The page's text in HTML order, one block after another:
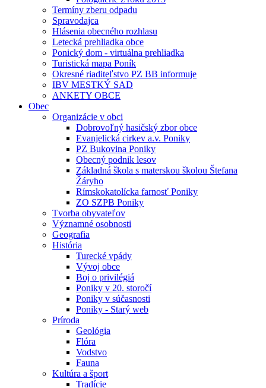
Termíny zberu odpadu
Spravodajca
Hlásenia obecného rozhlasu
Letecká prehliadka obce
Ponický dom - virtuálna prehliadka
Turistická mapa Poník
Okresné riaditeľstvo PZ BB informuje
IBV MESTKÝ SAD
ANKETY OBCE
Obec
Organizácie v obci
Dobrovoľný hasičský zbor obce
Evanjelická cirkev a.v. Poniky
PZ Bukovina Poniky
Obecný podnik lesov
Základná škola s materskou školou Štefana
Žáryho
Rímskokatolícka farnosť Poniky
ZO SZPB Poniky
Tvorba obyvateľov
Významné osobnosti
Geografia
História
Turecké vpády
Vývoj obce
Boj o privilégiá
Poniky v 20. storočí
Poniky v súčasnosti
Poniky - Starý web
Príroda
Geológia
Flóra
Vodstvo
Fauna
Kultúra a šport
Tradície